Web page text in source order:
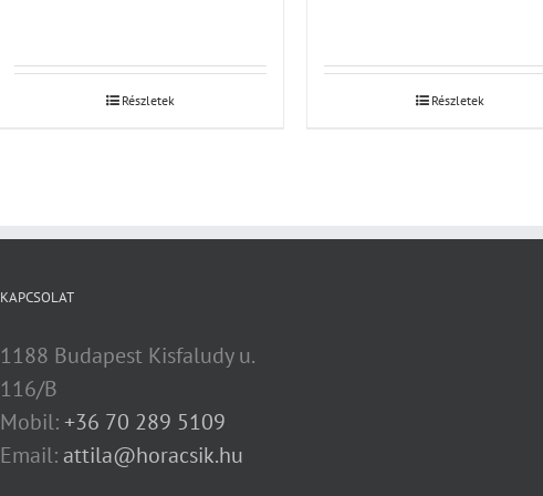
Részletek Részletek
KAPCSOLAT
1188 Budapest Kisfaludy u.
116/B
Mobil:+36 70 289 5109
Email: attila@horacsik.hu